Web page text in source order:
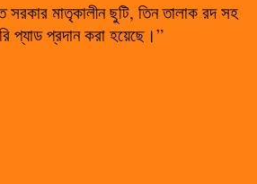
মাতৃকালীন ছুটি, তিন তালাক রদ সহ
প্যাড প্রদান করা হয়েছে।”